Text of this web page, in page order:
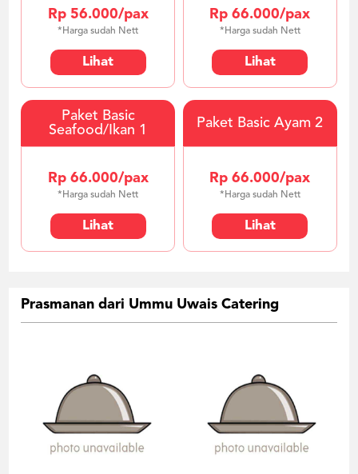
Rp 56.000/pax
*Harga sudah Nett
Lihat
Rp 66.000/pax
*Harga sudah Nett
Lihat
Paket Basic
Seafood/Ikan 1
Rp 66.000/pax
*Harga sudah Nett
Lihat
Paket Basic Ayam 2
Rp 66.000/pax
*Harga sudah Nett
Lihat
Prasmanan dari Ummu Uwais Catering